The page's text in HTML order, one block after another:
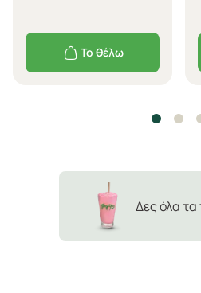
Το θέλω
Δες όλα τα